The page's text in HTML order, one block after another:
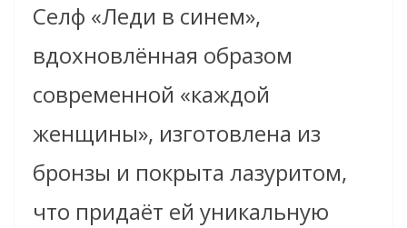
Селф «Леди в синем»,
вдохновлённая образом
современной «каждой
женщины», изготовлена из
бронзы и покрыта лазуритом,
что придаёт ей уникальную